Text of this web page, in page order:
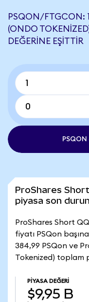
PSQON/FTGCON:
(ONDO
DEĞERINE EŞITTIR
PSQON
ProShares
piyasa son
ProShares Short
fiyatı PSQon
384,99 PSQon ve
Tokenized) toplam
PIYASA DEĞERI
$9,95 B